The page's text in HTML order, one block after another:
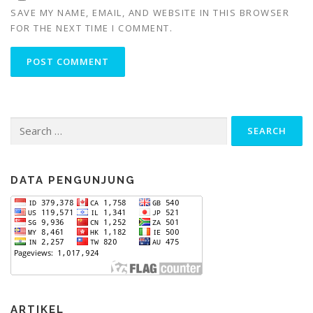
SAVE MY NAME, EMAIL, AND WEBSITE IN THIS BROWSER
FOR THE NEXT TIME I COMMENT.
for:
DATA PENGUNJUNG
ARTIKEL